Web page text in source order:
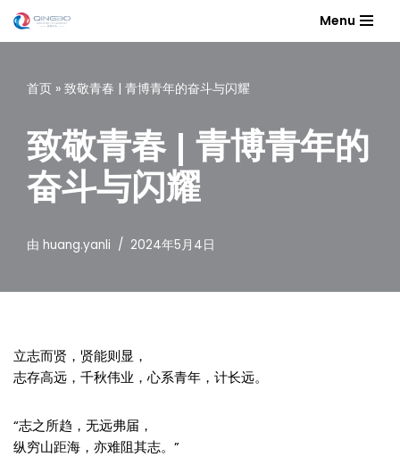
跳
Menu
首页 » 致敬青春 | 青博青年的奋斗与闪耀
致敬青春 | 青博青年的
奋斗与闪耀
由 huang.yanli 2024年5月4日
立志而贤，贤能则显，
志存高远，千秋伟业，心系青年，计长远。
“志之所趋，无远弗届，
纵穷山距海，亦难阻其志。”